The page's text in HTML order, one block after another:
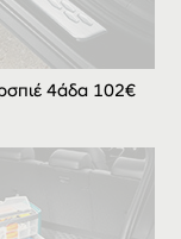
4άδα 102€